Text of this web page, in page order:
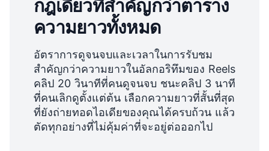
กฎเดียวที่สำคัญกว่าตาราง
ความยาวทั้งหมด
อัตราการดูจนจบและเวลาในการรับชม
สำคัญกว่าความยาวในอัลกอริทึมของ Reels
คลิป 20 วินาทีที่คนดูจนจบ ชนะคลิป 3 นาที
ที่คนเลิกดูตั้งแต่ต้น เลือกความยาวที่สั้นที่สุด
ที่ยังถ่ายทอดไอเดียของคุณได้ครบถ้วน แล้ว
ตัดทุกอย่างที่ไม่คุ้มค่าที่จะอยู่ต่อออกไป